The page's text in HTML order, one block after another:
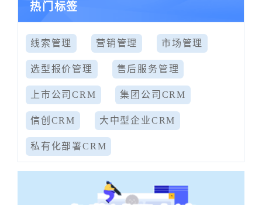
热门标签
线索管理 营销管理 市场管理
选型报价管理 售后服务管理
上市公司CRM 集团公司CRM
信创CRM 大中型企业CRM
私有化部署CRM